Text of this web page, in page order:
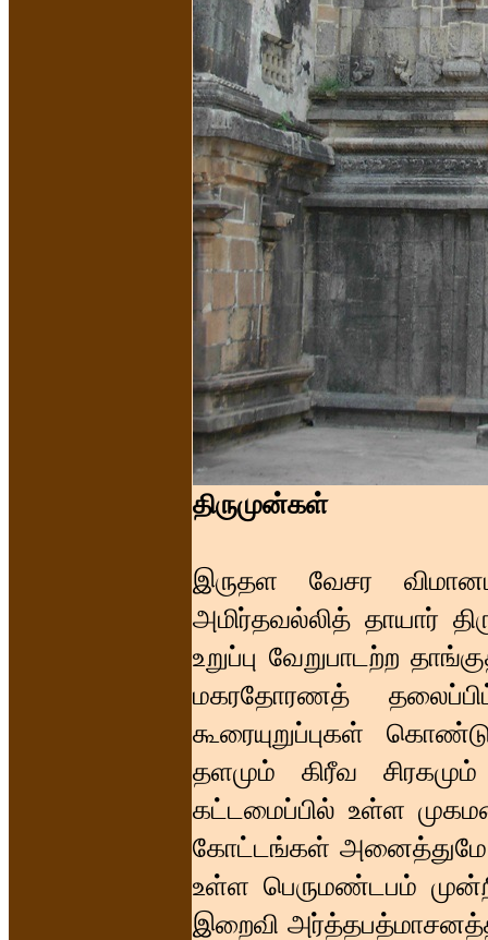
திருமுன்கள்
இருதள வேசர
அமிர்தவல்லித் தாயார்
உறுப்பு வேறுபாடற்ற
மகரதோரணத்
கூரையுறுப்புகள்
தளமும் கிரீவ
கட்டமைப்பில் உள்ள
கோட்டங்கள் அனைத்துமே
உள்ள பெருமண்டபம்
இறைவி